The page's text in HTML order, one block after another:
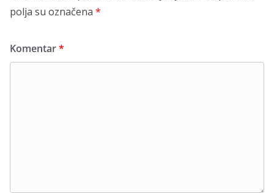
polja su označena *
Komentar*